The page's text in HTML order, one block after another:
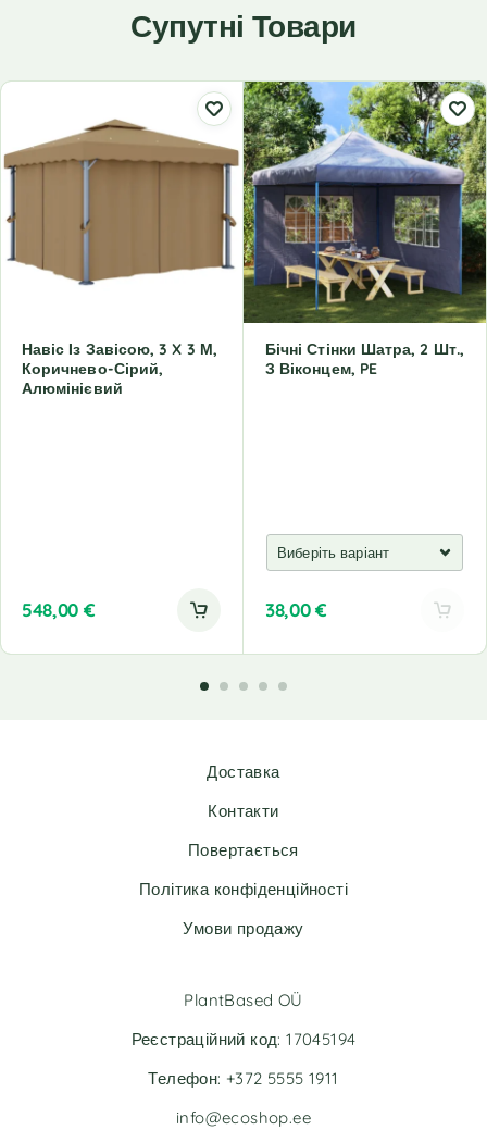
Супутні Товари
Навіс Із Завісою, 3 X 3 М,
Коричнево-Сірий,
Алюмінієвий
548,00 €
Бічні Стінки Шатра, 2 Шт.,
З Віконцем, PE
38,00€
t
a
v
:
Доставка
Контакти
Повертається
Політика конфіденційності
Умови продажу
PlantBased OÜ
Реєстраційний код: 17045194
Телефон: +372 5555 1911
info@ecoshop.ee